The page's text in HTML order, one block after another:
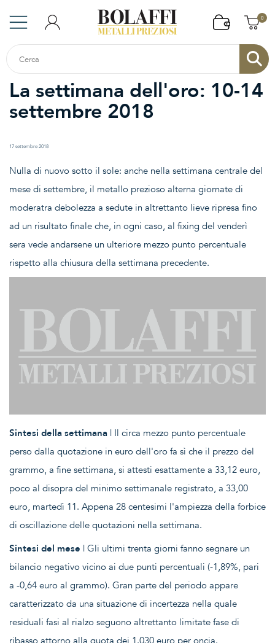
0
La settimana dell'oro: 10-14
settembre 2018
17 settembre 2018
Nulla di nuovo sotto il sole: anche nella settimana centrale del
mese di settembre, il metallo prezioso alterna giornate di
moderatra debolezza a sedute in altrettanto lieve ripresa fino
ad un risultato finale che, in ogni caso, al fixing del venderì
sera vede andarsene un ulteriore mezzo punto percentuale
rispetto alla chiusura della settimana precedente.
Sintesi della settimana | Il circa mezzo punto percentuale
perso dalla quotazione in euro dell'oro fa sì che il prezzo del
grammo, a fine settimana, si attesti esattamente a 33,12 euro,
poco al disopra del minimo settimanale registrato, a 33,00
euro, martedì 11. Appena 28 centesimi l'ampiezza della forbice
di oscillazione delle quotazioni nella settimana.
Sintesi del mese | Gli ultimi trenta giorni fanno segnare un
bilancio negativo vicino ai due punti percentuali (-1,89%, pari
a -0,64 euro al grammo). Gran parte del periodo appare
caratterizzato da una situazione di incertezza nella quale
residuali fasi al rialzo seguono altrettanto limitate fase di
ribasso attorno alla quota dei 1.030 euro per oncia.